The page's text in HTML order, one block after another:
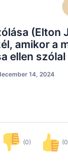
(Elton
amikor a
ellen szólal
14, 2024
(0)